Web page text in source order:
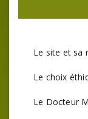
Le site et sa
Le choix
Le Docteur